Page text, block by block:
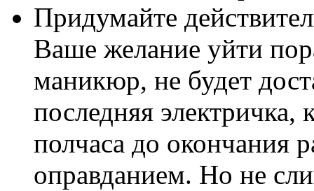
Придумайте
Ваше желание уйти
маникюр, не будет
последняя электричка,
полчаса до окончания
оправданием. Но не